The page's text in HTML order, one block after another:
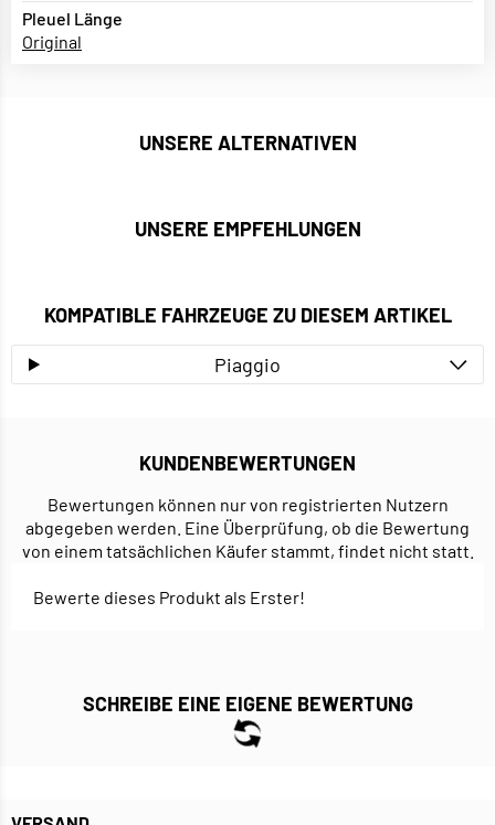
Pleuel Länge
Original
UNSERE ALTERNATIVEN
UNSERE EMPFEHLUNGEN
KOMPATIBLE FAHRZEUGE ZU DIESEM ARTIKEL
Piaggio
KUNDENBEWERTUNGEN
Bewertungen können nur von registrierten Nutzern
abgegeben werden. Eine Überprüfung, ob die Bewertung
von einem tatsächlichen Käufer stammt, findet nicht statt.
Bewerte dieses Produkt als Erster!
SCHREIBE EINE EIGENE BEWERTUNG